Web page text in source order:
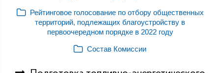
Рейтинговое голосование по отбору общественных
территорий, подлежащих благоустройству в
первоочередном порядке в 2022 году
Состав Комиссии